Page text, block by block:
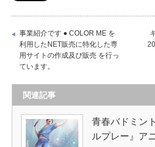
事業紹介です ● COLOR ME を
利用したNET販売に特化した専
用サイトの作成及び販売 を行っ
ています。
関連記事
青春バドミン
ルプレー』ア